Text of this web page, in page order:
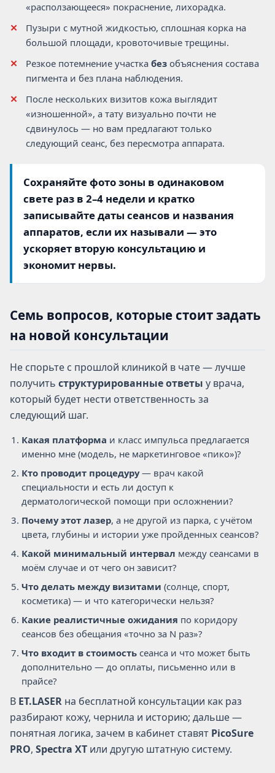
«расползающееся» покраснение, лихорадка.
Пузыри с мутной жидкостью, сплошная корка на
большой площади, кровоточивые трещины.
Резкое потемнение участка без объяснения состава
пигмента и без плана наблюдения.
После нескольких визитов кожа выглядит
«изношенной», а тату визуально почти не
сдвинулось — но вам предлагают только
следующий сеанс, без пересмотра аппарата.
Сохраняйте фото зоны в одинаковом
свете раз в 2–4 недели и кратко
записывайте даты сеансов и названия
аппаратов, если их называли — это
ускоряет вторую консультацию и
экономит нервы.
Семь вопросов, которые стоит задать
на новой консультации
Не спорьте с прошлой клиникой в чате — лучше
получить структурированные ответы у врача,
который будет нести ответственность за
следующий шаг.
Какая платформа и класс импульса предлагается
именно мне (модель, не маркетинговое «пико»)?
Кто проводит процедуру— врач какой
специальности и есть ли доступ к
дерматологической помощи при осложнении?
Почему этот лазер, а не другой из парка, с учётом
цвета, глубины и истории уже пройденных сеансов?
Какой минимальный интервал между сеансами в
моём случае и от чего он зависит?
Что делать между визитами (солнце, спорт,
косметика) — и что категорически нельзя?
Какие реалистичные ожидания по коридору
сеансов без обещания «точно за N раз»?
Что входит в стоимостьсеанса и что может быть
дополнительно — до оплаты, письменно или в
прайсе?
В ET.LASER на бесплатной консультации как раз
разбирают кожу, чернила и историю; дальше —
понятная логика, зачем в кабинет ставят PicoSure
PRO, Spectra XT или другую штатную систему.